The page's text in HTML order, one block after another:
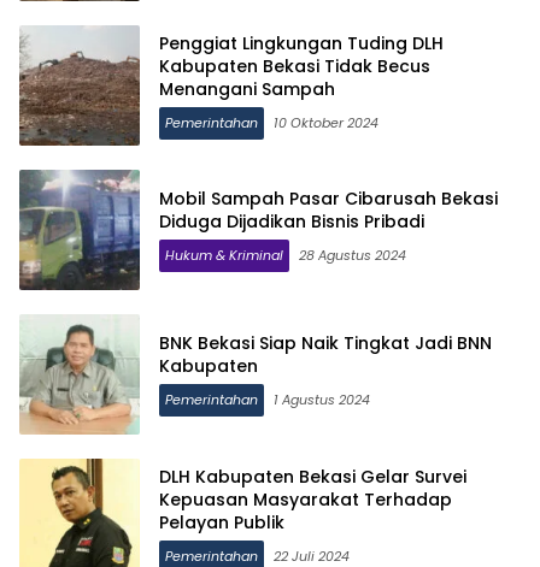
Penggiat Lingkungan Tuding DLH
Kabupaten Bekasi Tidak Becus
Menangani Sampah
Pemerintahan 10 Oktober 2024
Mobil Sampah Pasar Cibarusah Bekasi
Diduga Dijadikan Bisnis Pribadi
Hukum & Kriminal 28 Agustus 2024
BNK Bekasi Siap Naik Tingkat Jadi BNN
Kabupaten
Pemerintahan 1 Agustus 2024
DLH Kabupaten Bekasi Gelar Survei
Kepuasan Masyarakat Terhadap
Pelayan Publik
Pemerintahan 22 Juli 2024